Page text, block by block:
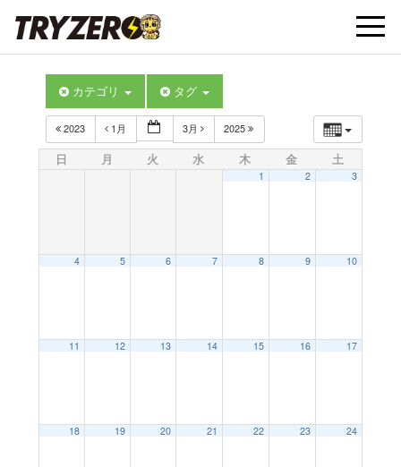
t
カテゴリ タグ
2023 1月 3月 2025
日 月 火 水 木 金 土
1 2 3
4 5 6 7 8 9 10
11 12 13 14 15 16 17
18 19 20 21 22 23 24